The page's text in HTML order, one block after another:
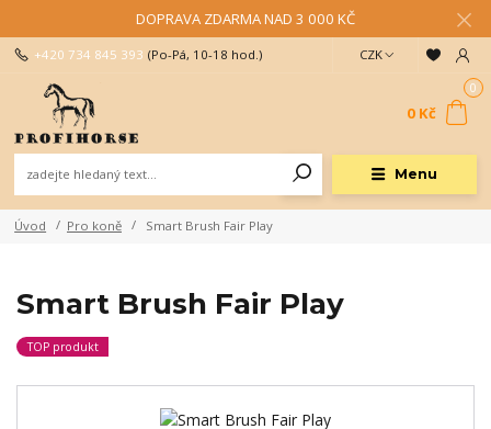
DOPRAVA ZDARMA NAD 3 000 KČ
Menu
CZK
+420 734 845 393 (Po-Pá, 10-18 hod.)
0
0 Kč
Úvod Pro koně Smart Brush Fair Play
Smart Brush Fair Play
TOP produkt